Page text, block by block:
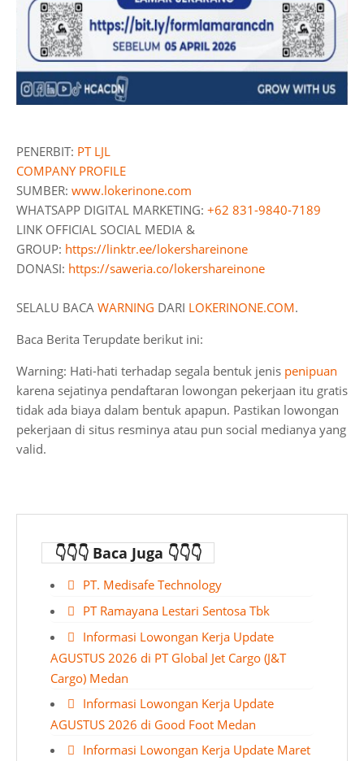
PENERBIT: PT LJL
COMPANY PROFILE
SUMBER: www.lokerinone.com
WHATSAPP DIGITAL MARKETING: +62 831-9840-7189
LINK OFFICIAL SOCIAL MEDIA &
GROUP: https://linktr.ee/lokershareinone
DONASI: https://saweria.co/lokershareinone
SELALU BACA WARNING DARI LOKERINONE.COM.
Baca Berita Terupdate berikut ini:
Warning: Hati-hati terhadap segala bentuk jenis penipuan
karena sejatinya pendaftaran lowongan pekerjaan itu gratis
tidak ada biaya dalam bentuk apapun. Pastikan lowongan
pekerjaan di situs resminya atau pun social medianya yang
valid.
👇👇👇 Baca Juga 👇👇👇
PT. Medisafe Technology
PT Ramayana Lestari Sentosa Tbk
Informasi Lowongan Kerja Update
AGUSTUS 2026 di PT Global Jet Cargo (J&T
Cargo) Medan
Informasi Lowongan Kerja Update
AGUSTUS 2026 di Good Foot Medan
Informasi Lowongan Kerja Update Maret